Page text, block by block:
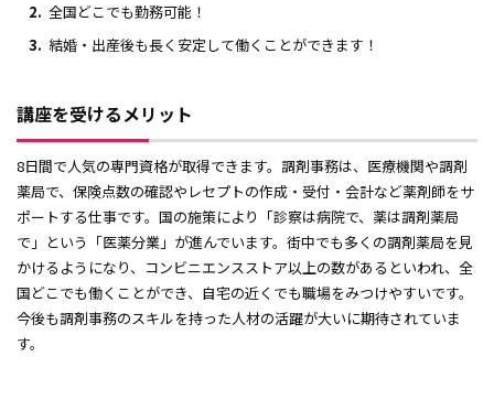
TOEIC
ビジネス会計検定
基本情報技術者
Microsoft Office Specialist
通関士
宅地建物取引士
証券外務員二種＋一種
全国どこでも勤務可能！
結婚・出産後も長く安定して働くことができます！
講座を受けるメリット
8日間で人気の専門資格が取得できます。調剤事務は、医療機関や調剤
薬局で、保険点数の確認やレセプトの作成・受付・会計など薬剤師をサ
ポートする仕事です。国の施策により「診察は病院で、薬は調剤薬局
で」という「医薬分業」が進んでいます。街中でも多くの調剤薬局を見
かけるようになり、コンビニエンスストア以上の数があるといわれ、全
国どこでも働くことができ、自宅の近くでも職場をみつけやすいです。
今後も調剤事務のスキルを持った人材の活躍が大いに期待されていま
す。